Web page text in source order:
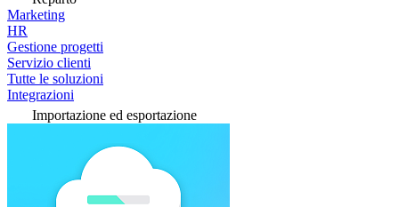
Marketing
HR
Gestione progetti
Servizio clienti
Tutte le soluzioni
Integrazioni
Importazione ed esportazione